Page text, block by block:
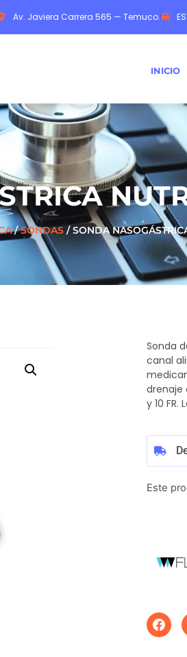
Av. Javiera Carrera 565 — Temuco.
INICIO
/SONDAS/ SONDA
Sonda
canal
drenaje
y 10
Este